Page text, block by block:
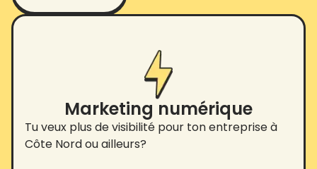
Marketing numérique
Tu veux plus de visibilité pour ton entreprise à
Côte Nord ou ailleurs?